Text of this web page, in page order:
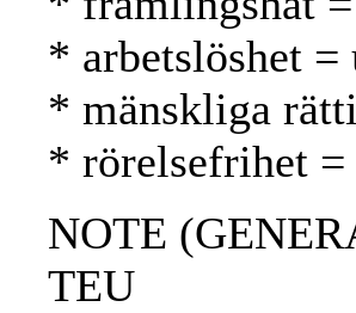
* arbetslöshet
* mänskliga
* rörelsefrihet
NOTE
TEU